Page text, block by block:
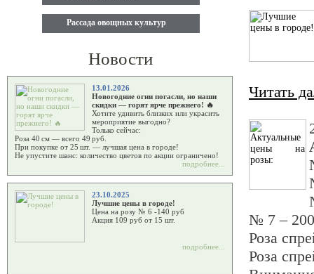
Рассада овощных культур
Новости
13.01.2026
Новогодние огни погасли, но наши
скидки — горят ярче прежнего! 🔥
Хотите удивить близких или украсить
мероприятие выгодно?
Только сейчас:
Роза 40 см — всего 49 руб.
При покупке от 25 шт. — лучшая цена в городе!
Не упустите шанс: количество цветов по акции ограничено!
подробнее...
23.10.2025
Лучшие цены в городе!
Цена на розу № 6 -140 руб
Акция 109 руб от 15 шт.
подробнее...
Читать
№ 7 –
Роза
Роза